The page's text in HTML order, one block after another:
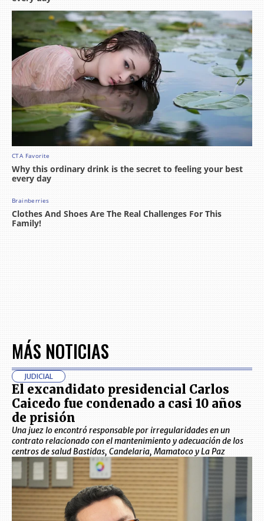
MÁS NOTICIAS
JUDICIAL
El excandidato presidencial Carlos
Caicedo fue condenado a casi 10 años
de prisión
Una juez lo encontró responsable por irregularidades en un
contrato relacionado con el mantenimiento y adecuación de los
centros de salud Bastidas, Candelaria, Mamatoco y La Paz